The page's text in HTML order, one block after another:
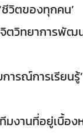
วิตของทุกคน’
จิตวิทยาการพั
รณ์การเรียนรู้
มงานที่อยู่เบื้อ